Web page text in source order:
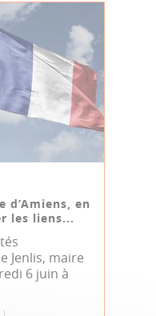
d’Amiens, en
les liens...
Jenlis, maire
6 juin à